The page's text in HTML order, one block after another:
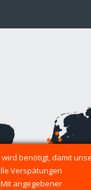
wird benötigt, damit
Verspätungen
angegebener